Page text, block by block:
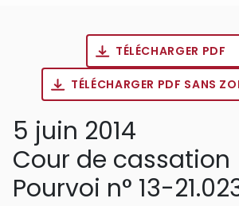
TÉLÉCHARGER PDF
TÉLÉCHARGER PDF SANS
5 juin 2014
Cour de cassation
Pourvoi n° 13-